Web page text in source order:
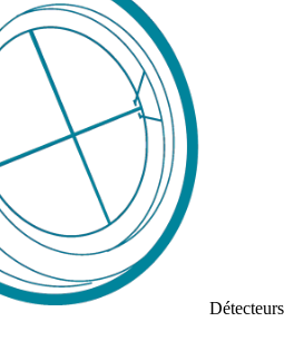
Détecteurs